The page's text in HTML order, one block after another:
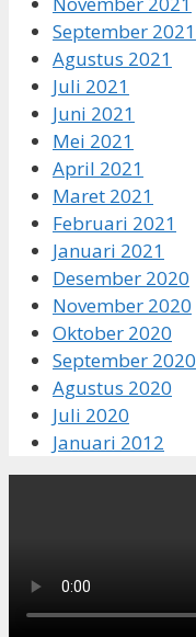
September 2021
Agustus 2021
Juli 2021
Juni 2021
Mei 2021
April 2021
Maret 2021
Februari 2021
Januari 2021
Desember 2020
November 2020
Oktober 2020
September 2020
Agustus 2020
Juli 2020
Januari 2012